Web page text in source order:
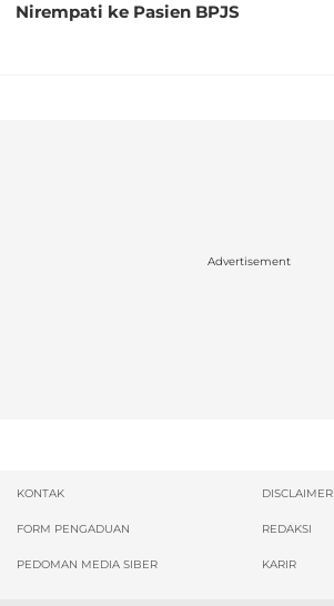
Nirempati ke Pasien BPJS
Advertisement
KONTAK DISCLAIMER
FORM PENGADUAN REDAKSI
PEDOMAN MEDIA SIBER KARIR